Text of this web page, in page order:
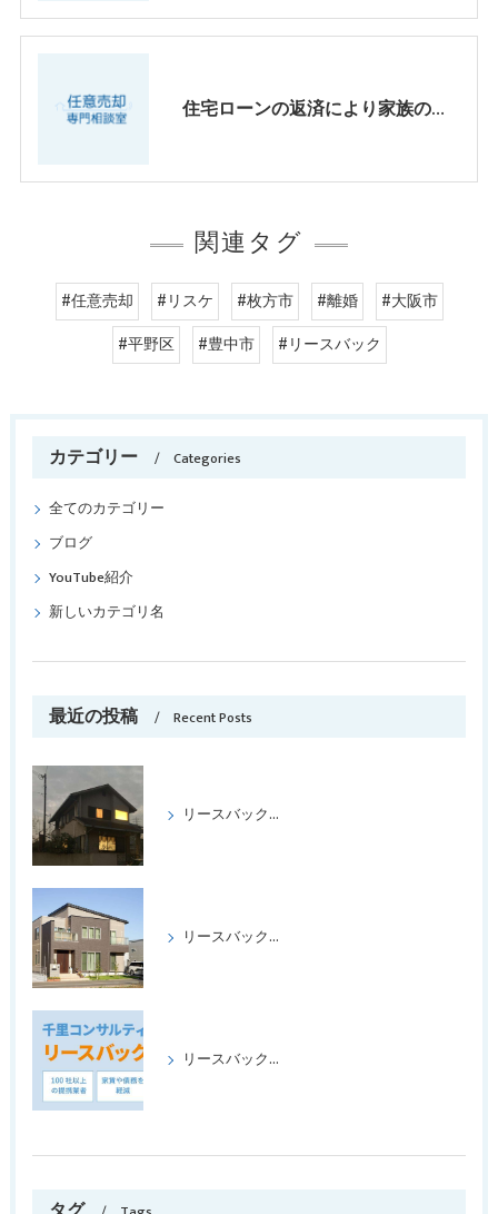
住宅ローンの返済により家族の笑顔がなくなってきたら、、【大阪・兵庫・京都】
関連タグ
#任意売却 #リスケ #枚方市 #離婚
#大阪市
#平野区
#豊中市 #リースバック
カテゴリー Categories
全てのカテゴリー
ブログ
YouTube紹介
新しいカテゴリ名
最近の投稿 Recent Posts
リースバックをして喜ばれたケース パートⅢ
リースバックをして、喜ばれたケース、パートⅡ
リースバックの成功事例パート1